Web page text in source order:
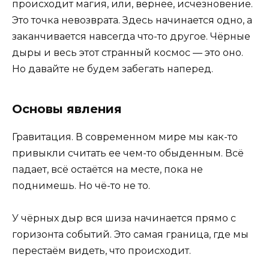
происходит магия, или, вернее, исчезновение.
Это точка невозврата. Здесь начинается одно, а
заканчивается навсегда что-то другое. Чёрные
дыры и весь этот странный космос — это оно.
Но давайте не будем забегать наперед.
Основы явления
Гравитация. В современном мире мы как-то
привыкли считать ее чем-то обыденным. Всё
падает, всё остаётся на месте, пока не
поднимешь. Но чё-то не то.
У чёрных дыр вся шиза начинается прямо с
горизонта событий. Это самая граница, где мы
перестаём видеть, что происходит.